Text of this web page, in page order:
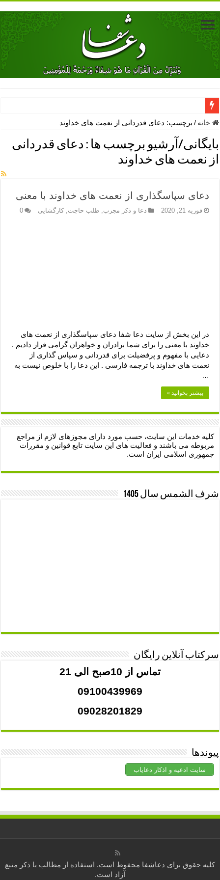
دعای جلب محبت فوری معشوق – دعای جلب محبت شوهر
دعای مشکل گشا برای رفع فقر – ذکرهای روزی‌ بخش
معجزات دعای یا من اظهر الجمیل – دعای یا من اظهر الجمیل برای
مهم ترین اذکار الهی و فضیلت آن ها – ذکر مخصوص مستجاب الدعوه
دعا برای ترس بچه ها در خواب – دعای ترس و بی خوابی کودکان
نماز حاجت برای کار گشایی- دعای رفع مشکلات و طلب حاجت
خانه / برچسب: دعای قدردانی از نعمت های خداوند
بایگانی/آرشیو برچسب ها : دعای قدردانی
از نعمت های خداوند
دعای سپاسگذاری از نعمت های خداوند با معنی
فوریه 21, 2020 دعا و ذکر مجرب ,طلب حاجت ,کارگشایی 0
در این بخش از سایت دعا شفا دعای سپاسگذاری از نعمت های
خداوند با معنی را برای شما برادران و خواهران گرامی قرار دادیم .
دعایی با مفهوم و پرفضیلت برای قدردانی و سپاس گذاری از
نعمت های خداوند با ترجمه فارسی . این دعا را با خلوص نیست به
…
بیشتر بخوانید »
کلیه خدمات این سایت، حسب مورد دارای مجوزهای لازم از مراجع
مربوطه می باشند و فعالیت های این سایت تابع قوانین و مقررات
جمهوری اسلامی ایران است.
شرف الشمس سال 1405
سرکتاب آنلاین رایگان
تماس از 10صبح الی 21
09100439969
09028201829
پیوندها
سایت ادعیه و اذکار دعایاب
کلیه حقوق برای دعاشفا محفوظ است. استفاده از مطالب با ذکر منبع
آزاد است.